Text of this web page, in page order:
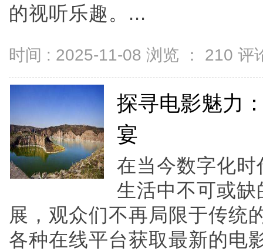
的视听乐趣。...
时间 : 2025-11-08 浏览 ： 210 评
探寻电影魅力
宴
在当今数字化
生活中不可或
展，观众们不再局限于传统
各种在线平台获取最新的电